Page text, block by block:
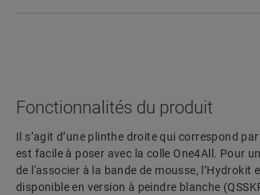
Fonctionnalités du produit
Il s’agit d’une plinthe droite qui correspond
est facile à poser avec la colle One4All. Pour
de l'associer à la bande de mousse, l’Hydrokit
disponible en version à peindre blanche